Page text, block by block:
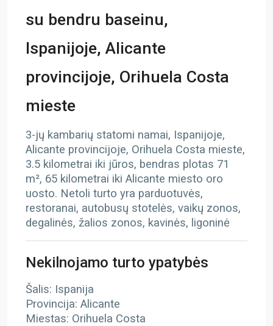
su bendru baseinu,
Ispanijoje, Alicante
provincijoje, Orihuela Costa
mieste
3-jų kambarių statomi namai, Ispanijoje,
Alicante provincijoje, Orihuela Costa mieste,
3.5 kilometrai iki jūros, bendras plotas 71
m², 65 kilometrai iki Alicante miesto oro
uosto. Netoli turto yra parduotuvės,
restoranai, autobusų stotelės, vaikų zonos,
degalinės, žalios zonos, kavinės, ligoninė
Nekilnojamo turto ypatybės
Šalis: Ispanija
Provincija: Alicante
Miestas: Orihuela Costa